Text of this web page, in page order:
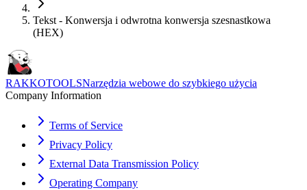
Tekst - Konwersja i odwrotna konwersja szesnastkowa
(HEX)
RAKKOTOOLSNarzędzia webowe do szybkiego użycia
Company Information
Terms of Service
Privacy Policy
External Data Transmission Policy
Operating Company